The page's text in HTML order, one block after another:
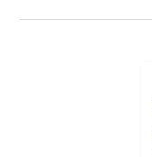
の質問があっ
数式エディタ
文書で数式を
「Tosho数式
とが必要です